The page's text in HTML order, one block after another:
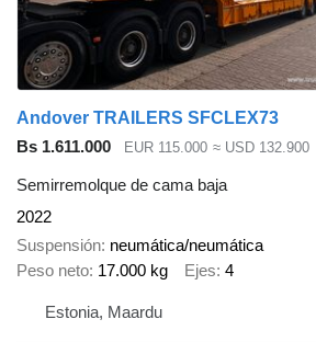
Andover TRAILERS SFCLEX73
Bs 1.611.000
EUR 115.000 ≈ USD 132.900
Semirremolque de cama baja
2022
Suspensión neumática/neumática
Peso neto 17.000 kg Ejes 4
Estonia, Maardu